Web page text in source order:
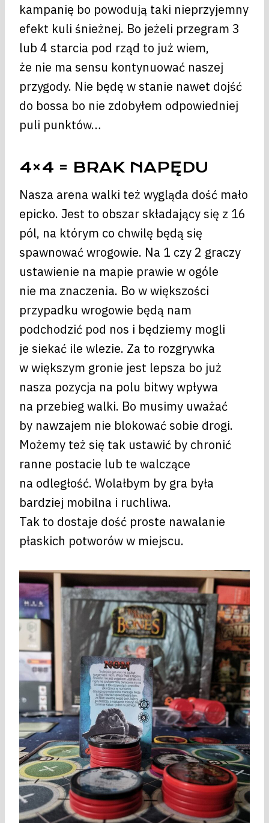
kampanię bo powodują taki nieprzyjemny
efekt kuli śnieżnej. Bo jeżeli przegram 3
lub 4 starcia pod rząd to już wiem,
że nie ma sensu kontynuować naszej
przygody. Nie będę w stanie nawet dojść
do bossa bo nie zdobyłem odpowiedniej
puli punktów…
4×4 = BRAK NAPĘDU
Nasza arena walki też wygląda dość mało
epicko. Jest to obszar składający się z 16
pól, na którym co chwilę będą się
spawnować wrogowie. Na 1 czy 2 graczy
ustawienie na mapie prawie w ogóle
nie ma znaczenia. Bo w większości
przypadku wrogowie będą nam
podchodzić pod nos i będziemy mogli
je siekać ile wlezie. Za to rozgrywka
w większym gronie jest lepsza bo już
nasza pozycja na polu bitwy wpływa
na przebieg walki. Bo musimy uważać
by nawzajem nie blokować sobie drogi.
Możemy też się tak ustawić by chronić
ranne postacie lub te walczące
na odległość. Wolałbym by gra była
bardziej mobilna i ruchliwa.
Tak to dostaje dość proste nawalanie
płaskich potworów w miejscu.